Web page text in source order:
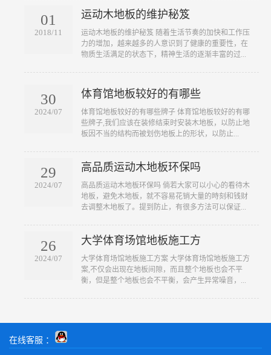
01
2018/11
运动木地板的维护秘笈
​运动木地板的维护秘笈 随着生活节奏的加快和工作压
力的增加，越来越多的人意识到了健康的重要性，在
物质生活满足的状态下，精神生活的逐渐丰富的过...
30
2024/07
体育馆地板较好的有哪些
​体育馆地板较好的有哪些牌子 体育馆地板较好的有哪
些牌子,我们应该在装修结束时安装木地板，以防止地
板因不当的结构而被划伤地板上的形状，以防止...
29
2024/07
高品质运动木地板环保吗
​高品质运动木地板环保吗 倘若大家可以小心的看待木
地板，避免木地板，就不容易花销大量的時刻和钱财
去调整木地板了。提到防止，有很多方法可以保证...
26
2024/07
大学体育场馆地板施工方
​大学体育场馆地板施工方案 大学体育场馆地板施工方
案,不仅会出现在地板间隙，而且整个地板也会不平
衡，但是整个地板也会不平衡，会产生异常噪音，...
在线客服 ：